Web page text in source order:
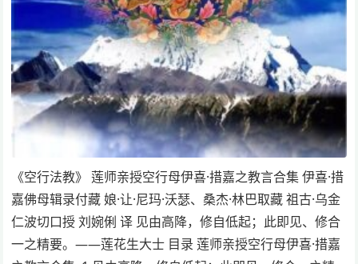
《空行法教》 莲师亲授空行母伊喜·措嘉之教言合集 伊喜·措
嘉佛母辑录付藏 娘·让·尼玛·沃瑟、桑杰·林巴取藏 祖古·乌金
仁波切口授 刘婉俐 译 见由高降，修自低起；此即见、修合
一之精要。——莲花生大士 目录 莲师亲授空行母伊喜·措嘉